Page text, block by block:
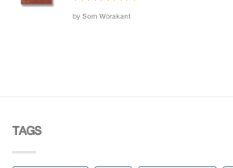
Rated5out
by Som Worakant
TAGS